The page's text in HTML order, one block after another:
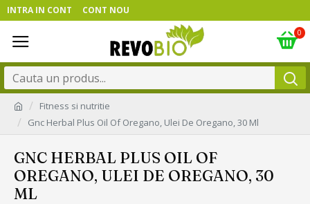
INTRA IN CONT CONT NOU
0
Fitness si nutritie
Gnc Herbal Plus Oil Of Oregano, Ulei De Oregano, 30 Ml
GNC HERBAL PLUS OIL OF
OREGANO, ULEI DE OREGANO, 30
ML